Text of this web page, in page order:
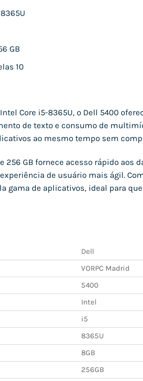
GB
10
Core i5-8365U, o Dell 5400
de texto e consumo de
ao mesmo tempo sem
256 GB fornece acesso rápido
de usuário mais ágil.
gama de aplicativos, ideal para
Dell
VORPC Madrid
5400
Intel
i5
8365U
8GB
256GB